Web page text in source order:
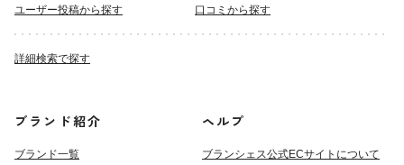
ユーザー投稿から探す
口コミから探す
詳細検索で探す
ブランド紹介
ブランド一覧
ヘルプ
ブランシェス公式ECサイト について